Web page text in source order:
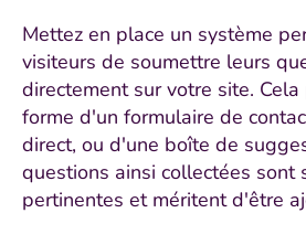
Mettez en place un système
visiteurs de soumettre leurs
directement sur votre site.
forme d'un formulaire de
direct, ou d'une boîte de
questions ainsi collectées sont
pertinentes et méritent d'être